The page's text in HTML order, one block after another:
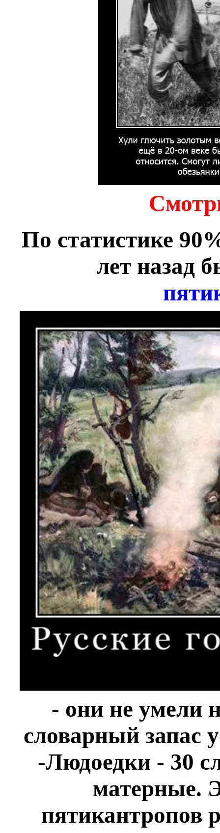
По статистике
лет назад
- они не умели
словарный запас
-Людоедки - 30
матерные.
пятикантропов